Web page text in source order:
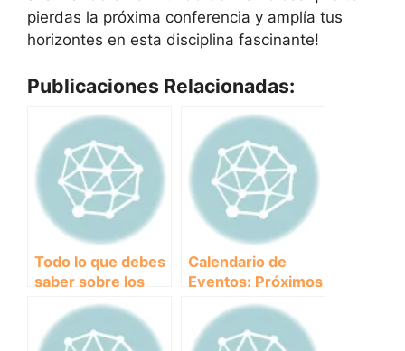
pierdas la próxima conferencia y amplía tus
horizontes en esta disciplina fascinante!
Publicaciones Relacionadas:
Todo lo que debes
saber sobre los
congresos y
conferencias en
Canicross
Calendario de
Eventos: Próximos
Congresos y
Conferencias de
Canicross